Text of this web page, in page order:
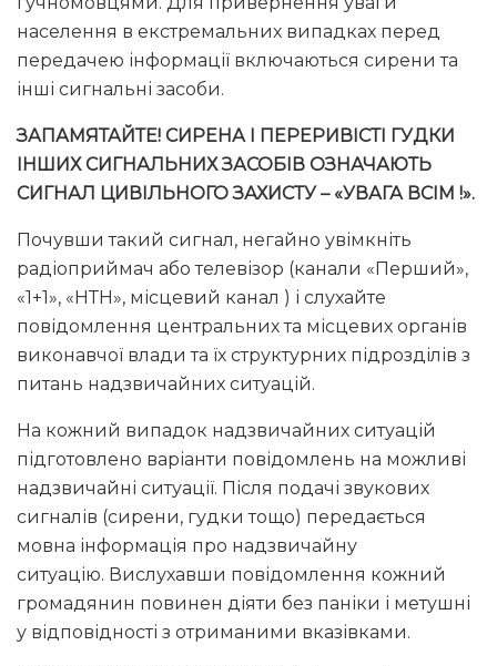
населення в екстремальних випадках перед
передачею інформації включаються сирени та
інші сигнальні засоби.
ЗАПАМЯТАЙТЕ! СИРЕНА І ПЕРЕРИВІСТІ ГУДКИ
ІНШИХ СИГНАЛЬНИХ ЗАСОБІВ ОЗНАЧАЮТЬ
СИГНАЛ ЦИВІЛЬНОГО ЗАХИСТУ – «УВАГА ВСІМ !».
Почувши такий сигнал, негайно увімкніть
радіоприймач або телевізор (канали «Перший»,
«1+1», «НТН», місцевий канал ) і слухайте
повідомлення центральних та місцевих органів
виконавчої влади та їх структурних підрозділів з
питань надзвичайних ситуацій.
На кожний випадок надзвичайних ситуацій
підготовлено варіанти повідомлень на можливі
надзвичайні ситуації. Після подачі звукових
сигналів (сирени, гудки тощо) передається
мовна інформація про надзвичайну
ситуацію. Вислухавши повідомлення кожний
громадянин повинен діяти без паніки і метушні
у відповідності з отриманими вказівками.